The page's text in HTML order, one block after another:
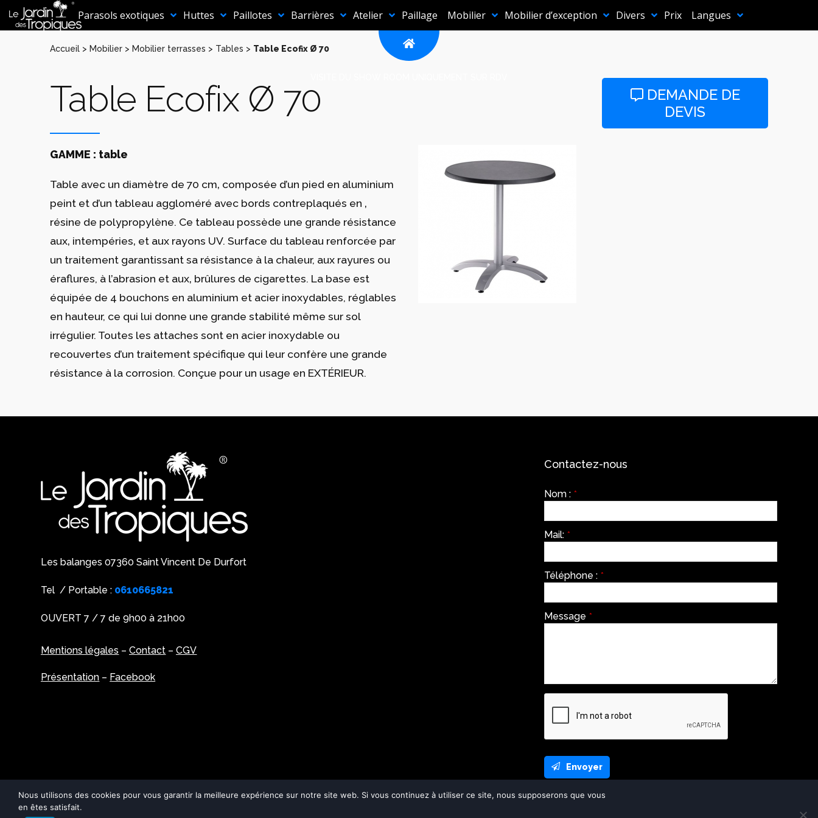
Aller
au
contenu
Parasols exotiques Huttes Paillotes Barrières Atelier Paillage Mobilier Mobilier d’exception Divers Prix Langues
Accueil > Mobilier > Mobilier terrasses > Tables > Table Ecofix Ø 70
Table Ecofix Ø 70
DEMANDE DE
DEVIS
GAMME : table
Table avec un diamètre de 70 cm‚ composée d’un pied en aluminium
peint et d’un tableau aggloméré avec bords contreplaqués en ‚
résine de polypropylène. Ce tableau possède une grande résistance
aux‚ intempéries‚ et aux rayons UV. Surface du tableau renforcée par
un traitement garantissant sa résistance à la chaleur, aux rayures ou
éraflures, à l’abrasion et aux‚ brûlures de cigarettes. La base est
équipée de 4 bouchons en aluminium et acier inoxydables, réglables
en hauteur, ce qui lui donne une grande stabilité même sur sol
irrégulier. Toutes les attaches sont en acier inoxydable ou
recouvertes d’un traitement spécifique qui leur confère une grande
résistance à la corrosion. Conçue pour un usage en EXTÉRIEUR.
Les balanges 07360 Saint Vincent De Durfort
Tel / Portable : 0610665821
OUVERT 7 / 7 de 9h00 à 21h00
Mentions légales –Contact –CGV
Présentation – Facebook
Contactez-nous
Nom : *
Mail: *
Téléphone : *
Message *
Envoyer
This
field
Nous utilisons des cookies pour vous garantir la meilleure expérience sur notre site web. Si vous continuez à utiliser ce site, nous supposerons que vous
en êtes satisfait.